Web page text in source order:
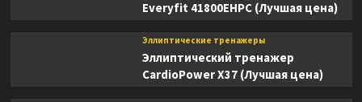
Everyfit 41800EHPC (Лучшая цена)
Эллиптические тренажеры
Эллиптический тренажер
CardioPower X37 (Лучшая цена)